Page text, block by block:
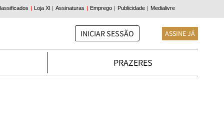
INICIAR SESSÃO ASSINE JÁ
PRAZERES